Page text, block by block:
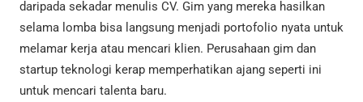
daripada sekadar menulis CV. Gim yang mereka hasilkan
selama lomba bisa langsung menjadi portofolio nyata untuk
melamar kerja atau mencari klien. Perusahaan gim dan
startup teknologi kerap memperhatikan ajang seperti ini
untuk mencari talenta baru.